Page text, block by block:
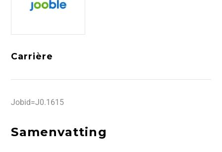
Carrière
Jobid=J0.1615
Samenvatting